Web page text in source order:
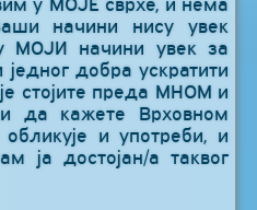
начини нису увек
МОЈИ начини увек за
добра ускратити
стојите преда МНОМ и
да кажете Врховном
и употреби, и
ја достојан/а таквог